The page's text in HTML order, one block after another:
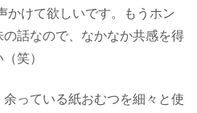
かけて欲しいです。もうホン
の話なので、なかなか共感を得
笑）
っている紙おむつを細々と使